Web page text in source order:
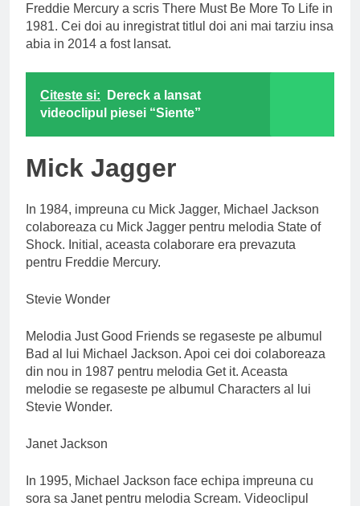
Freddie Mercury a scris There Must Be More To Life in
1981. Cei doi au inregistrat titlul doi ani mai tarziu insa
abia in 2014 a fost lansat.
Citeste si:
Dereck a lansat
videoclipul piesei “Siente”
Mick Jagger
In 1984, impreuna cu Mick Jagger, Michael Jackson
colaboreaza cu Mick Jagger pentru melodia State of
Shock. Initial, aceasta colaborare era prevazuta
pentru Freddie Mercury.
Stevie Wonder
Melodia Just Good Friends se regaseste pe albumul
Bad al lui Michael Jackson. Apoi cei doi colaboreaza
din nou in 1987 pentru melodia Get it. Aceasta
melodie se regaseste pe albumul Characters al lui
Stevie Wonder.
Janet Jackson
In 1995, Michael Jackson face echipa impreuna cu
sora sa Janet pentru melodia Scream. Videoclipul